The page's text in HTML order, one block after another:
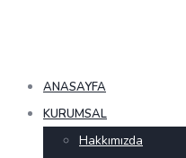
ANASAYFA
KURUMSAL
Hakkımızda